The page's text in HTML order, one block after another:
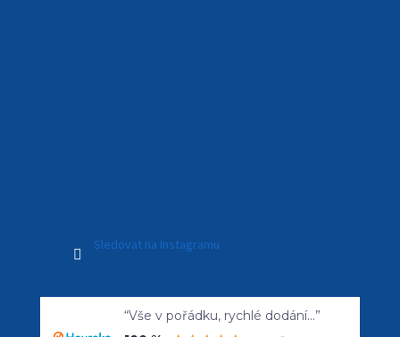
Sledovat na Instagramu
Vytvořil Shoptet Premium
“Vše v pořádku, rychlé dodání...”